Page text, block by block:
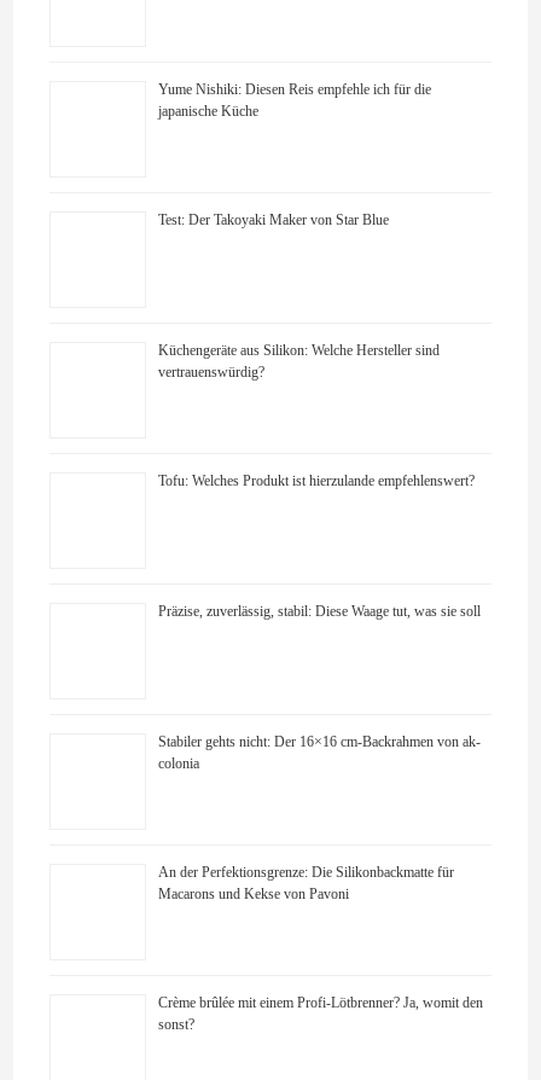
Yume Nishiki: Diesen Reis empfehle ich für die
japanische Küche
Test: Der Takoyaki Maker von Star Blue
Küchengeräte aus Silikon: Welche Hersteller sind
vertrauenswürdig?
Tofu: Welches Produkt ist hierzulande empfehlenswert?
Präzise, zuverlässig, stabil: Diese Waage tut, was sie soll
Stabiler gehts nicht: Der 16×16 cm-Backrahmen von ak-
colonia
An der Perfektionsgrenze: Die Silikonbackmatte für
Macarons und Kekse von Pavoni
Crème brûlée mit einem Profi-Lötbrenner? Ja, womit den
sonst?